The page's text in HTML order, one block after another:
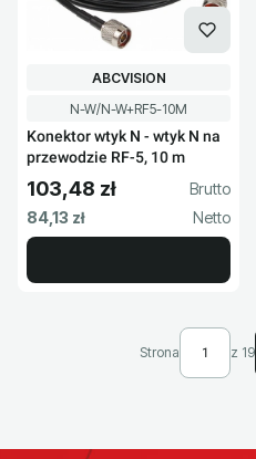
Kod produktu
N-W/N-W+RF5-10M
Konektor wtyk N - wtyk N na
przewodzie RF-5, 10 m
PRODUCENT
ABCVISION
Cena brutto
103,48 zł
Cena netto
84,13 zł
Strona z 19